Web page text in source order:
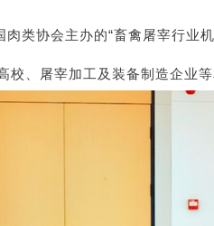
肉类协会主办的“畜禽屠宰行业
校、屠宰加工及装备制造企业